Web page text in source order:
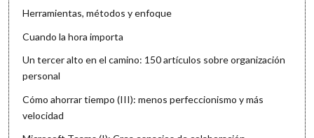
Herramientas, métodos y enfoque
Cuando la hora importa
Un tercer alto en el camino: 150 artículos sobre organización
personal
Cómo ahorrar tiempo (III): menos perfeccionismo y más
velocidad